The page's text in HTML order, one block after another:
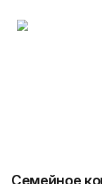
Семейное